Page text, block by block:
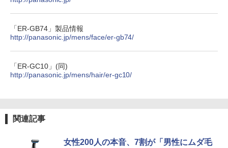
「ER-GB74」製品情報
http://panasonic.jp/mens/face/er-gb74/
「ER-GC10」(同)
http://panasonic.jp/mens/hair/er-gc10/
関連記事
女性200人の本音、7割が「男性にムダ毛